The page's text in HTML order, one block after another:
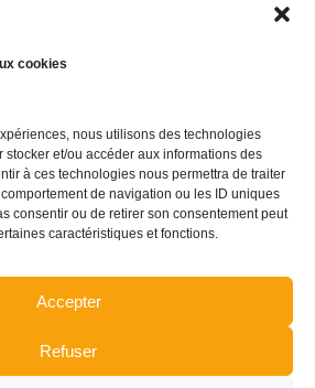
cookies
nous utilisons des technologies
et/ou accéder aux informations des
à ces technologies nous permettra de traiter
de navigation ou les ID uniques
consentir ou de retirer son consentement peut
caractéristiques et fonctions.
Accepter
Refuser
Consulting
»yes » title= »Moment de